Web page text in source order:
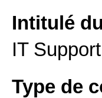
Intitulé
IT
Type de